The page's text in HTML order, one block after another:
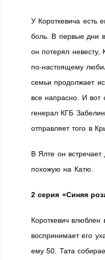
У Короткевича есть
боль. В первые дни
он потерял
по-настоящему
семьи продолжает
все напрасно. И вот
генерал КГБ
отправляет того в
В Ялте он встречает
похожую на Катю.
2 серия «Синяя
Короткевич влюблен
воспринимает его
ему 50. Тата